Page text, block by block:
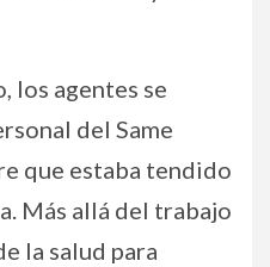
los agentes se
del Same
que estaba tendido
Más allá del trabajo
la salud para